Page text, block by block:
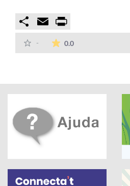
Compartir
Email
- 0.0La mitjana de